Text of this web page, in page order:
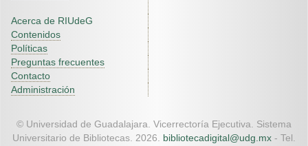
Acerca de RIUdeG
Contenidos
Políticas
Preguntas frecuentes
Contacto
Administración
© Universidad de Guadalajara. Vicerrectoría Ejecutiva. Sistema
Universitario de Bibliotecas. 2026. bibliotecadigital@udg.mx - Tel.